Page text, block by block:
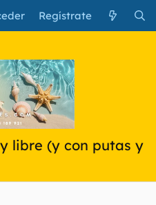
Regístrate
libre (y con putas y